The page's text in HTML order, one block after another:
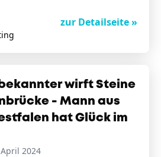
zur Detailseite »
wirft Steine
- Mann aus
hat Glück im
2024